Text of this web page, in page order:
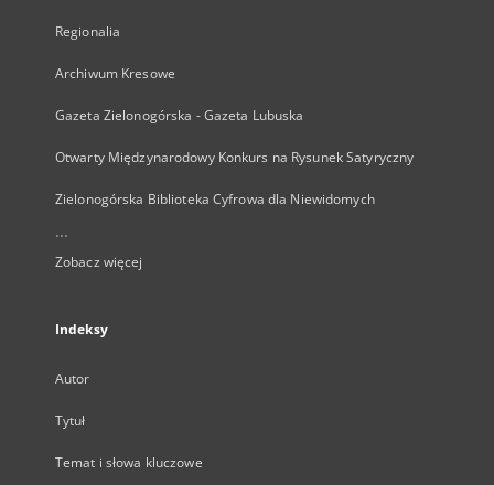
Regionalia
Archiwum Kresowe
Gazeta Zielonogórska - Gazeta Lubuska
Otwarty Międzynarodowy Konkurs na Rysunek Satyryczny
Zielonogórska Biblioteka Cyfrowa dla Niewidomych
...
Zobacz więcej
Indeksy
Autor
Tytuł
Temat i słowa kluczowe